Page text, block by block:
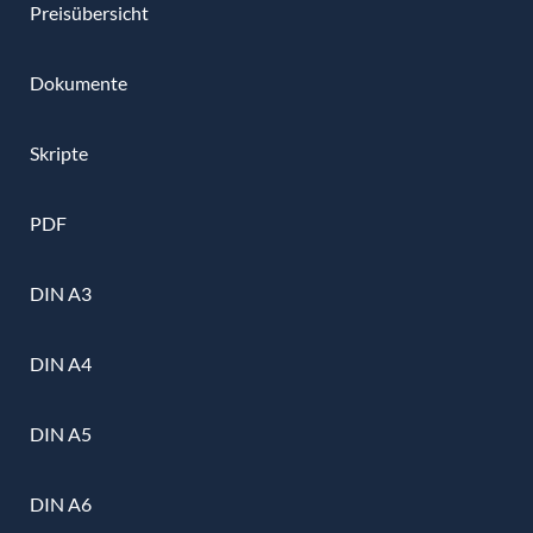
Preisübersicht
Dokumente
Skripte
PDF
DIN A3
DIN A4
DIN A5
DIN A6